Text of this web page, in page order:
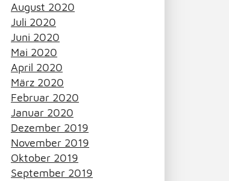
August 2020
Juli 2020
Juni 2020
Mai 2020
April 2020
März 2020
Februar 2020
Januar 2020
Dezember 2019
November 2019
Oktober 2019
September 2019